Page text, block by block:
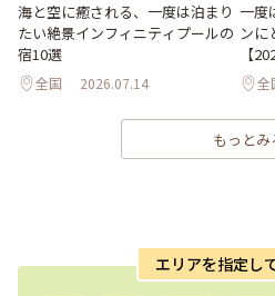
海と空に癒される、一度は泊まり
たい絶景インフィニティプールの
宿10選
全国 2026.07.14
一度
ンに
【
全
もっとみ
エリアを指定し